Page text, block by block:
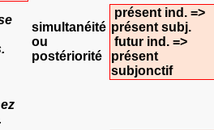
simultanéité
ou
postériorité
présent ind. =>
présent subj.
futur ind. =>
présent
subjonctif